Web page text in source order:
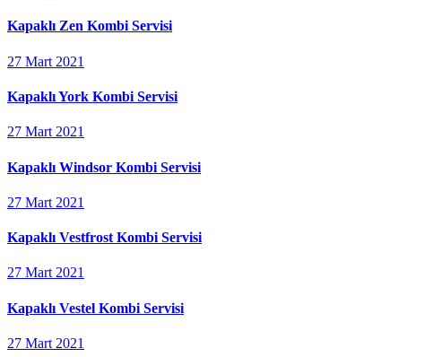
Kapaklı Zen Kombi Servisi
27 Mart 2021
Kapaklı York Kombi Servisi
27 Mart 2021
Kapaklı Windsor Kombi Servisi
27 Mart 2021
Kapaklı Vestfrost Kombi Servisi
27 Mart 2021
Kapaklı Vestel Kombi Servisi
27 Mart 2021